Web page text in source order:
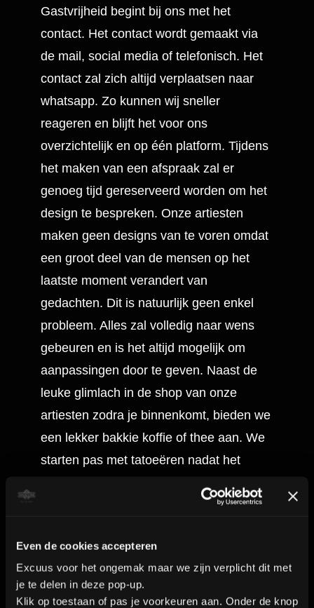
Even de cookies accepteren
Excuus voor het ongemak maar we zijn verplicht dit met
je te delen in deze pop-up.
Klik op toestaan of pas je voorkeuren aan. Onder de knop
Gastvrijheid begint bij ons met het
contact. Het contact wordt gemaakt via
de mail, social media of telefonisch. Het
contact zal zich altijd verplaatsen naar
whatsapp. Zo kunnen wij sneller
reageren en blijft het voor ons
overzichtelijk en op één platform. Tijdens
het maken van een afspraak zal er
genoeg tijd gereserveerd worden om het
design te bespreken. Onze artiesten
maken geen designs van te voren omdat
een groot deel van de mensen op het
laatste moment verandert van
gedachten. Dit is natuurlijk geen enkel
probleem. Alles zal volledig naar wens
gebeuren en is het altijd mogelijk om
aanpassingen door te geven. Naast de
leuke glimlach in de shop van onze
artiesten zodra je binnenkomt, bieden we
een lekker bakkie koffie of thee aan. We
starten pas met tatoeëren nadat het
is. Hierna zal het design geprint en
meermaals nagekeken worden en onze
artiesten geven altijd een eerlijk advies
hierover. Nu kan het tatoeëren beginnen